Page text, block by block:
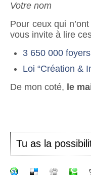
Votre nom
Pour ceux qui
vous invite à lire
3 650 000
Loi “Création &
De mon coté, le
Tu as la